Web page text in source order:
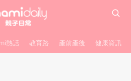
熱話 教育路 產前產後 健康資訊